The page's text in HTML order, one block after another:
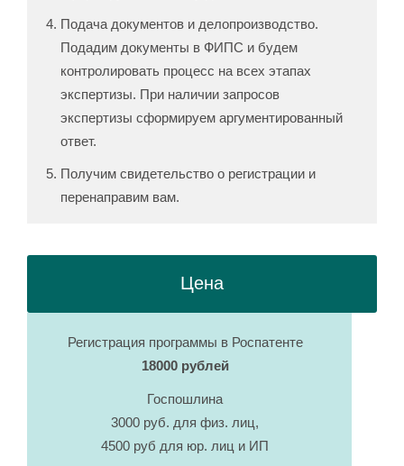
Подача документов и делопроизводство.
Подадим документы в ФИПС и будем
контролировать процесс на всех этапах
экспертизы. При наличии запросов
экспертизы сформируем аргументированный
ответ.
Получим свидетельство о регистрации и
перенаправим вам.
Цена
Регистрация программы в Роспатенте
18000 рублей
Госпошлина
3000 руб. для физ. лиц,
4500 руб для юр. лиц и ИП